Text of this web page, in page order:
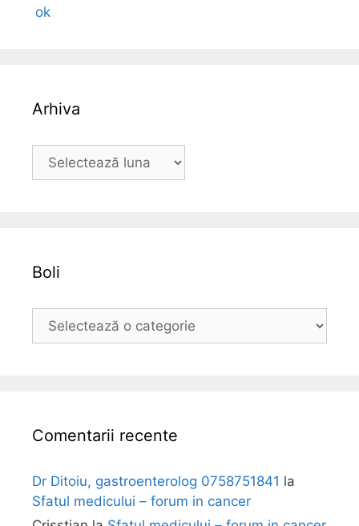
Arhiva
Boli
Comentarii recente
Dr Ditoiu, gastroenterolog 0758751841 la
Sfatul medicului – forum in cancer